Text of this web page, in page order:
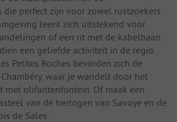
die perfect zijn voor zowel rustzoekers
leent zich uitstekend voor
of een rit met de kabelbaan.
een geliefde activiteit in de regio.
Petites Roches bevinden zich de
waar je wandelt door het
met olifantenfontein. Of maak een
van de hertogen van Savoye en de
de Sales.